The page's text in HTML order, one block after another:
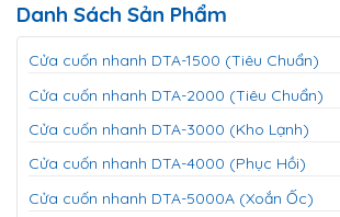
Danh Sách Sản Phẩm
Cửa cuốn nhanh DTA-1500 (Tiêu Chuẩn)
Cửa cuốn nhanh DTA-2000 (Tiêu Chuẩn)
Cửa cuốn nhanh DTA-3000 (Kho Lạnh)
Cửa cuốn nhanh DTA-4000 (Phục Hồi)
Cửa cuốn nhanh DTA-5000A (Xoắn Ốc)